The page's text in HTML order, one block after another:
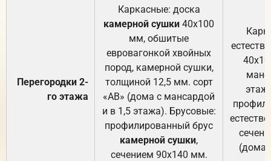
Перегородки 2-
го этажа
Каркасные: доска
камерной сушки 40х100
мм, обшитые
евровагонкой хвойных
пород, камерной сушки,
толщиной 12,5 мм. сорт
«АВ» (дома с мансардой
и в 1,5 этажа). Брусовые:
профилированный брус
камерной сушки,
сечением 90х140 мм.
(дома